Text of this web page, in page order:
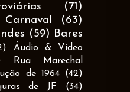
(71)
Carnaval
(63)
(59) Bares
Áudio & Vídeo
Rua Marechal
de 1964
(42)
de JF
(34)